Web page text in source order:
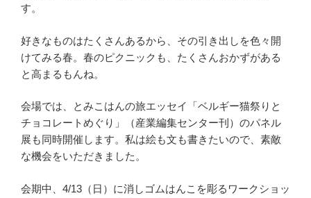
す。
好きなものはたくさんあるから、その引き出しを色々開
けてみる春。春のピクニックも、たくさんおかずがある
と高まるもんね。
会場では、とみこはんの旅エッセイ「ベルギー猫祭りと
チョコレートめぐり」（産業編集センター刊）のパネル
展も同時開催します。私は絵も文も書きたいので、素敵
な機会をいただきました。
会期中、4/13（日）に消しゴムはんこを彫るワークショッ